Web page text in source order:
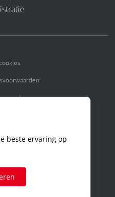
privacy
beste ervaring op